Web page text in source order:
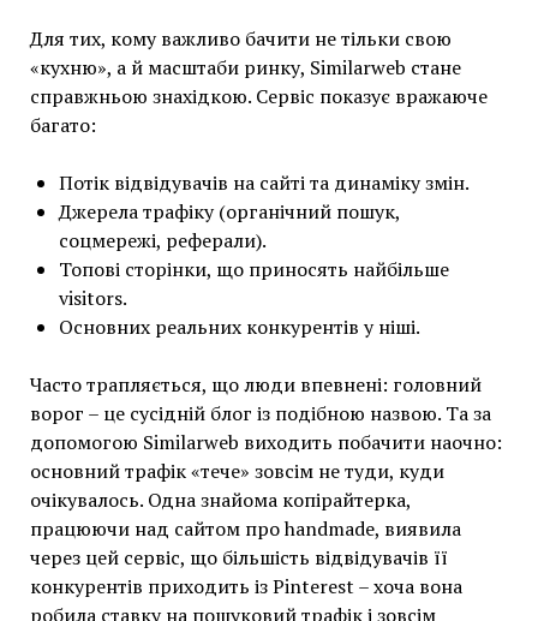
Для тих, кому важливо бачити не тільки свою
«кухню», а й масштаби ринку, Similarweb стане
справжньою знахідкою. Сервіс показує вражаюче
багато:
Потік відвідувачів на сайті та динаміку змін.
Джерела трафіку (органічний пошук,
соцмережі, реферали).
Топові сторінки, що приносять найбільше
visitors.
Основних реальних конкурентів у ніші.
Часто трапляється, що люди впевнені: головний
ворог – це сусідній блог із подібною назвою. Та за
допомогою Similarweb виходить побачити наочно:
основний трафік «тече» зовсім не туди, куди
очікувалось. Одна знайома копірайтерка,
працюючи над сайтом про handmade, виявила
через цей сервіс, що більшість відвідувачів її
конкурентів приходить із Pinterest – хоча вона
робила ставку на пошуковий трафік і зовсім